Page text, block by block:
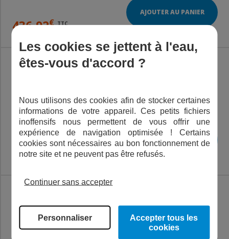
436,92€ TTC
AJOUTER AU PANIER
273,24€ TTC
AJOUTER AU PANIER
AGA 200 TRIPHASÉ
Les cookies se jettent à l'eau,
êtes-vous d'accord ?
Nous utilisons des cookies afin de stocker certaines
informations de votre appareil. Ces petits fichiers
inoffensifs nous permettent de vous offrir une
expérience de navigation optimisée ! Certains
cookies sont nécessaires au bon fonctionnement de
notre site et ne peuvent pas être refusés.
Continuer sans accepter
Personnaliser
Accepter tous les
cookies